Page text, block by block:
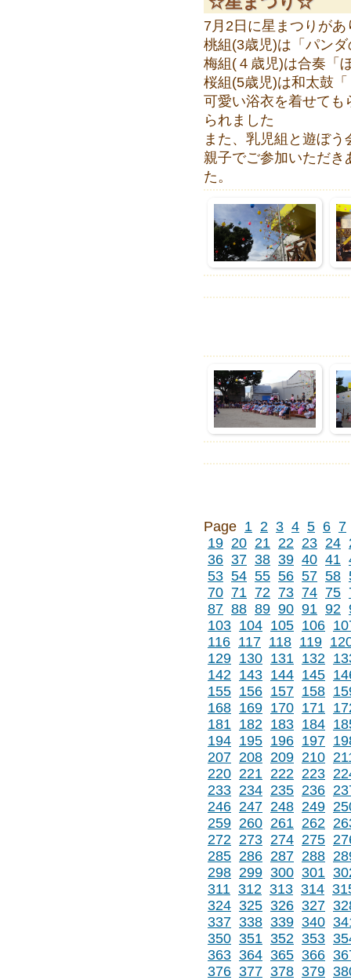
7月2日に星まつりがあ
桃組(3歳児)は「パン
梅組(４歳児)は合奏「
桜組(5歳児)は和太鼓
可愛い浴衣を着せても
られました
また、乳児組と遊ぼ
親子でご参加いただき
Page 1 2 3 4 5 6 7
19 20 21 22 23 24
36 37 38 39 40 41
53 54 55 56 57 58
70 71 72 73 74 75
87 88 89 90 91 92
103 104 105 106
116 117 118 119
129 130 131 132
142 143 144 145
155 156 157 158
168 169 170 171
181 182 183 184
194 195 196 197
207 208 209 210
220 221 222 223
233 234 235 236
246 247 248 249
259 260 261 262
272 273 274 275
285 286 287 288
298 299 300 301
311 312 313 314
324 325 326 327
337 338 339 340
350 351 352 353
363 364 365 366
376 377 378 379